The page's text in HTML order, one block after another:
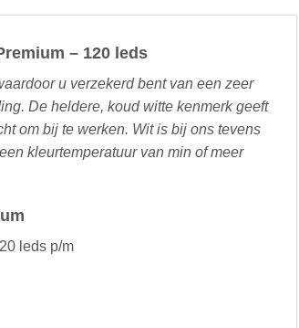
– 120 leds
u verzekerd bent van een zeer
De heldere, koud witte kenmerk geeft
om bij te werken. Wit is bij ons tevens
kleurtemperatuur van min of meer
leds p/m